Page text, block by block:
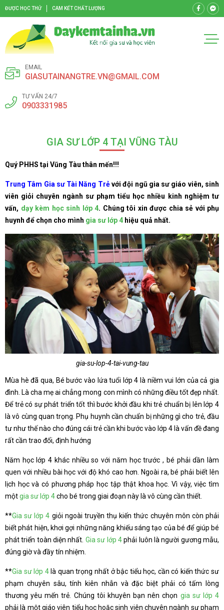
ĐƯỢC HỌC THỬ CAM KẾT CHẤT LƯỢNG
EMAIL
GIASUTAINANGTRE.VN@GMAIL.COM
TƯ VẤN 24/7
0903331985
GIA SƯ LỚP 4 TẠI VŨNG TÀU
Quý PHHS tại Vũng Tàu thân mến!!!
Trung Tâm Gia sư Tài Năng Trẻvới đội ngũ gia sư giáo viên, sinh
viên giỏi chuyên ngành sư phạm tiểu học nhiều kinh nghiệm tư
vấn, dạy kèm học sinh lớp 4. Chúng tôi xin được chia sẻ với phụ
huynh để chọn cho mình gia sư lớp 4 hiệu quả nhất.
gia-su-lop-4-tai-vung-tau
Mùa hè đã qua, Bé bước vào lứa tuổi lớp 4 là niềm vui lớn của cả gia
đình. Là cha mẹ ai chẳng mong con mình có những điều tốt đẹp nhất.
Để trẻ có sự phát triển tốt thì bước khởi đầu khi trẻ chuẩn bị lên lớp 4
là vô cùng quan trọng. Phụ huynh cần chuẩn bị những gì cho trẻ, đầu
tư như thế nào cho đúng cái trẻ cần khi bước vào lớp 4 là vấn đề đang
rất cần trao đổi, định hướng
Năm học lớp 4 khác nhiều so với năm học trước , bé phải dần làm
quen với nhiều bài học với độ khó cao hơn. Ngoài ra, bé phải biết lên
lịch học và có phương pháp học tập thật khoa học. Vì vậy, việc tìm
mộtgia sư lớp 4cho bé trong giai đoạn này là vô cùng cần thiết.
**Gia sư lớp 4 giỏi ngoài truyền thụ kiến thức chuyên môn còn phải
biết phát hiện, khơi gợi những năng khiếu sáng tạo của bé để giúp bé
phát triển toàn diện nhất. Gia sư lớp 4phải luôn là người gương mẫu,
đúng giờ và đầy tín nhiệm.
**Gia sư lớp 4là quan trọng nhất ở bậc tiểu học, cần có kiến thức sư
phạm chuyên sâu, tính kiên nhẫn và đặc biệt phải có tấm lòng
thương yêu mến trẻ. Chúng tôi khuyên bạn nên chọn gia sư lớp 4
phải là một giáo viên tiểu học hoặc sinh viên chuyên ngành sư phạm